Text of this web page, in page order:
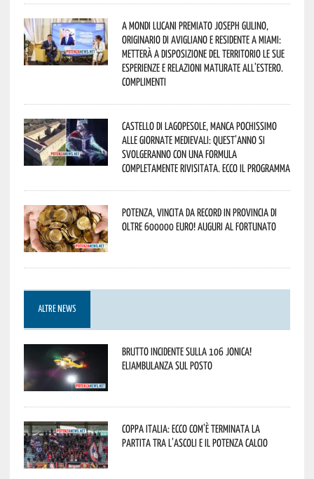
A Mondi lucani premiato Joseph Gulino,
originario di Avigliano e residente a Miami:
metterà a disposizione del territorio le sue
esperienze e relazioni maturate all’estero.
Complimenti
Castello di Lagopesole, manca pochissimo
alle Giornate Medievali: quest’anno si
svolgeranno con una formula
completamente rivisitata. Ecco il programma
Potenza, vincita da record in provincia di
oltre 600000 euro! Auguri al fortunato
ALTRE NEWS
Brutto incidente sulla 106 Jonica!
Eliambulanza sul posto
Coppa Italia: ecco com’è terminata la
partita tra l’Ascoli e il Potenza Calcio